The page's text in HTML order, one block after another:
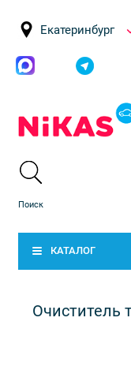
Екатеринбург
КАТАЛОГ
Очиститель